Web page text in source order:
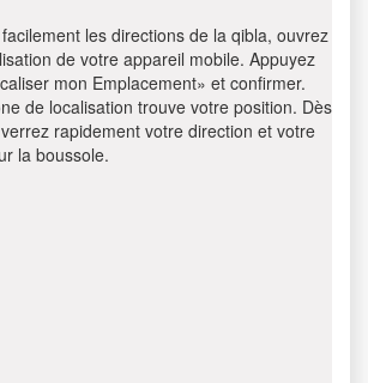
les directions de la qibla, ouvrez
de votre appareil mobile. Appuyez
mon Emplacement» et confirmer.
de localisation trouve votre position. Dès
rapidement votre direction et votre
la boussole.